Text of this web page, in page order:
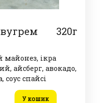
320г
майонез, ікра
айсберг, авокадо,
соус спайсі
У кошик